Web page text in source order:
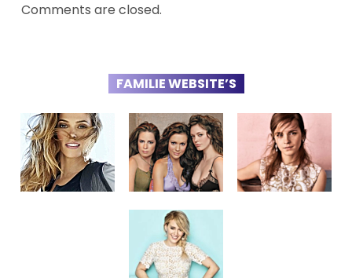
Comments are closed.
FAMILIE WEBSITE’S